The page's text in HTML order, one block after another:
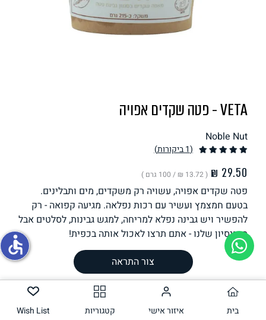
גבינות טבעוניות
VETA - פטה שקדים אפויה
Noble Nut
(1 ביקורות)
( ‏13.72 ₪ / 100 גרם )
פטה שקדים אפויה, עשויה רק משקדים, מים ותבלינים.
בטעם חמצמץ ועשיר עם רכות נפלאה. מגיעה קפואה - רק
להפשיר ויש גבינה נפלא למריחה, למגש גבינות, לסלטים אבל
מהניסיון שלנו - אתם תרצו לאכול אותה בכפית!
משקל וכמות
גרם
הכנה
רכיבים
צור התראה
בית איזור אישי קטגוריות Wish List
accessible